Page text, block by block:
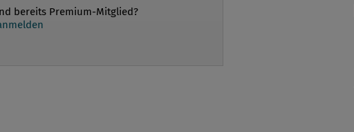
bereits Premium-Mitglied?